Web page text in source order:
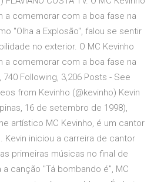
a comemorar com a boa fase na
"Olha a Explosão", falou se sentir
no exterior. O MC Kevinho
a comemorar com a boa fase na
Following, 3,206 Posts - See
from Kevinho (@kevinho) Kevin
16 de setembro de 1998),
artístico MC Kevinho, é um cantor
Kevin iniciou a carreira de cantor
primeiras músicas no final de
canção "Tá bombando é", MC